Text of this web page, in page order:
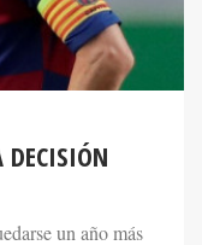
un año más
año vía juicios,